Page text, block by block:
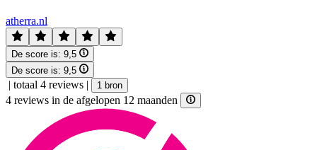
atherra.nl
De score is: 9,5
De score is: 9,5
| totaal 4 reviews | 1 bron
4 reviews in de afgelopen 12 maanden